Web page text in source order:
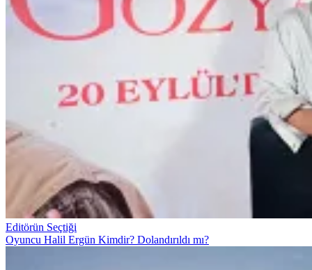
Editörün Seçtiği
Oyuncu Halil Ergün Kimdir? Dolandırıldı mı?